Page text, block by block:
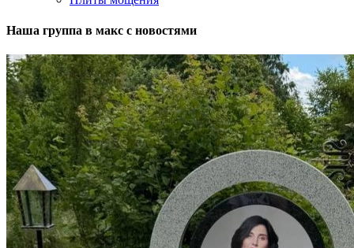
Наша группа в макс с новостями